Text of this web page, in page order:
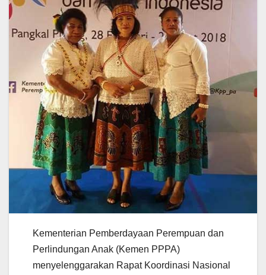
Kementerian Pemberdayaan Perempuan dan
Perlindungan Anak (Kemen PPPA)
menyelenggarakan Rapat Koordinasi Nasional